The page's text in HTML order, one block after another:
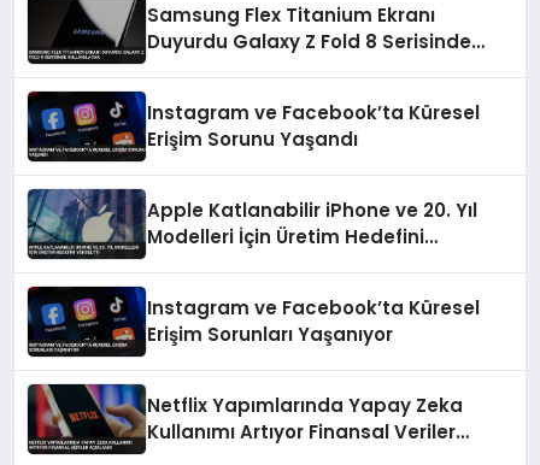
Samsung Flex Titanium Ekranı
Duyurdu Galaxy Z Fold 8 Serisinde
Instagram ve Facebook’ta Küresel
Erişim Sorunu Yaşandı
Apple Katlanabilir iPhone ve 20. Yıl
Modelleri İçin Üretim Hedefini
Instagram ve Facebook’ta Küresel
Erişim Sorunları Yaşanıyor
Netflix Yapımlarında Yapay Zeka
Kullanımı Artıyor Finansal Veriler